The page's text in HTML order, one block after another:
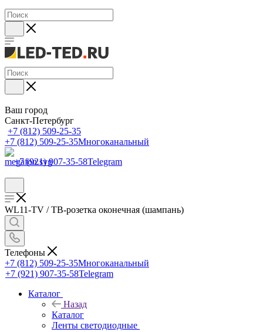
Ваш город
Санкт-Петербург
+7 (812) 509-25-35
+7 (812) 509-25-35Многоканальный
+7 (921) 907-35-58Telegram
WL11-TV / ТВ-розетка оконечная (шампань)
Телефоны
+7 (812) 509-25-35Многоканальный
+7 (921) 907-35-58Telegram
Каталог
Назад
Каталог
Ленты светодиодные